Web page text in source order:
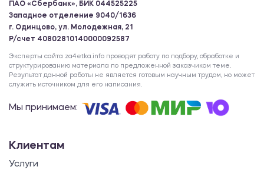
ПАО «Сбербанк», БИК 044525225
Западное отделение 9040/1636
г. Одинцово, ул. Молодежная, 21
Р/счет 40802810140000092587
Эксперты сайта za4etka.info проводят работу по подбору, обработке и
структурированию материала по предложенной заказчиком теме.
Результат данной работы не является готовым научным трудом, но может
служить источником для его написания.
Мы принимаем:
Клиентам
Услуги